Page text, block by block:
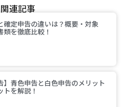
関連記事
確定申告の違いは？概要・対象
類を徹底比較！
】青色申告と白色申告のメリット
トを解説！